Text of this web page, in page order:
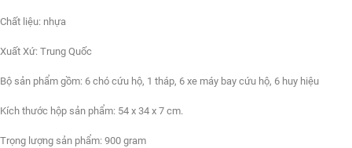
Chất liệu: nhựa
Xuất Xứ: Trung Quốc
Bộ sản phẩm gồm: 6 chó cứu hộ, 1 tháp, 6 xe máy bay cứu hộ, 6 huy hiệu
Kích thước hộp sản phẩm: 54 x 34 x 7 cm.
Trọng lượng sản phẩm: 900 gram